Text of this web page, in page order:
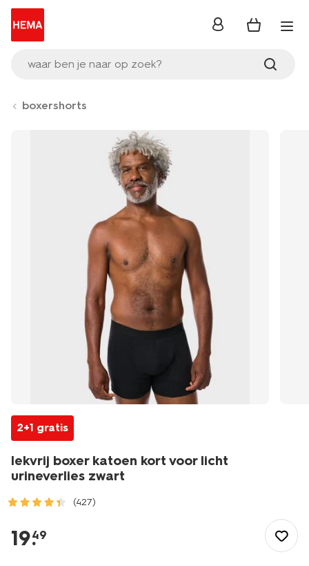
waar ben je naar op zoek?
inloggen
boxershorts
2+1 gratis
lekvrij boxer katoen kort voor licht
urineverlies zwart
(427)
boxer-
katoen-
19.
49